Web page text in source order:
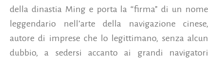
della dinastia Ming e porta la “firma” di un nome
leggendario nell’arte della navigazione cinese,
autore di imprese che lo legittimano, senza alcun
dubbio, a sedersi accanto ai grandi navigatori